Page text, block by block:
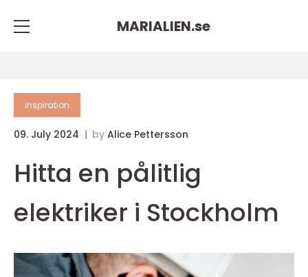
MARIALIEN.se
inspiration
09. July 2024 by Alice Pettersson
Hitta en pålitlig
elektriker i Stockholm